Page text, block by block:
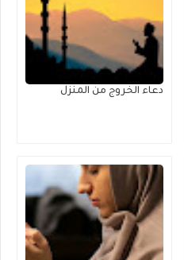
دعاء الخروج من المنزل